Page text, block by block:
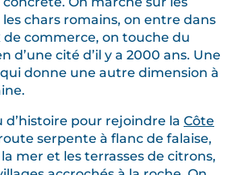
chars romains, on entre dans
de commerce, on touche du
d’une cité d’il y a 2000 ans. Une
donne une autre dimension à
d’histoire pour rejoindre la Côte
serpente à flanc de falaise,
mer et les terrasses de citrons,